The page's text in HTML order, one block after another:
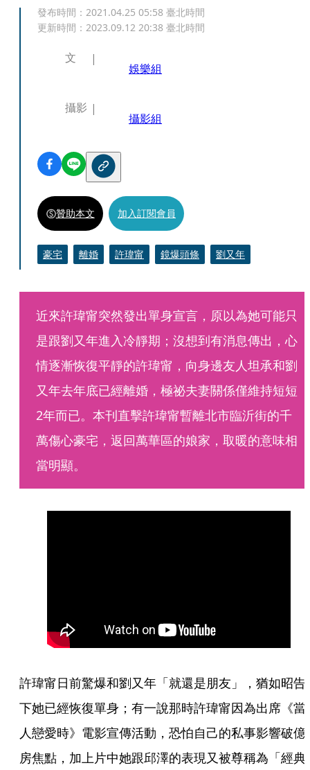
發布時間： 2021.04.25 05:58 臺北時間
更新時間： 2023.09.12 20:38 臺北時間
文
娛樂組
攝影
攝影組
贊助本文 加入訂閱會員
豪宅 離婚 許瑋甯 鏡爆頭條 劉又年
近來許瑋甯突然發出單身宣言，原以為她可能只
是跟劉又年進入冷靜期；沒想到有消息傳出，心
情逐漸恢復平靜的許瑋甯，向身邊友人坦承和劉
又年去年底已經離婚，極祕夫妻關係僅維持短短
2年而已。本刊直擊許瑋甯暫離北市臨沂街的千
萬傷心豪宅，返回萬華區的娘家，取暖的意味相
當明顯。
許瑋甯日前驚爆和劉又年「就還是朋友」，猶如昭告
下她已經恢復單身；有一說那時許瑋甯因為出席《當
人戀愛時》電影宣傳活動，恐怕自己的私事影響破億
房焦點，加上片中她跟邱澤的表現又被尊稱為「經典